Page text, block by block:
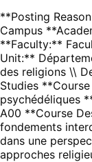
**Posting
Campus
**Faculty:**
Unit:**
des religions \\
Studies
psychédéliques
A00 **Course
fondements
dans une
approches